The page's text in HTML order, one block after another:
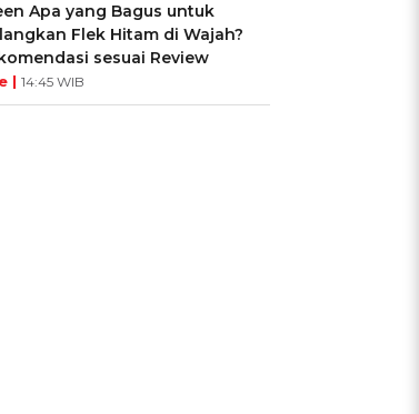
Apa yang Bagus untuk
Flek Hitam di Wajah?
sesuai Review
| 14:45 WIB